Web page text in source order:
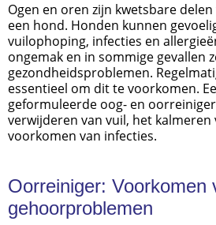
Ogen en oren zijn kwetsbare
een hond. Honden kunnen
vuilophoping, infecties en
ongemak en in sommige gevallen
gezondheidsproblemen.
essentieel om dit te voorkomen.
geformuleerde oog- en oorreiniger
verwijderen van vuil, het
voorkomen van infecties.
Oorreiniger: Voorkomen
gehoorproblemen